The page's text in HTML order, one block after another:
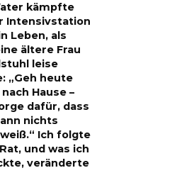
kämpfte
Intensivstation
Leben, als
ältere Frau
leise
„Geh heute
Hause –
dafür, dass
nichts
Ich folgte
und was ich
veränderte